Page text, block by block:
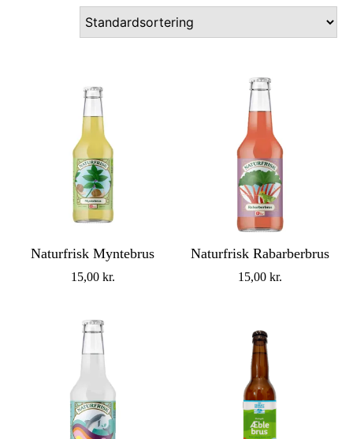
Naturfrisk Myntebrus
15,00 kr.
Naturfrisk Rabarberbrus
15,00kr.